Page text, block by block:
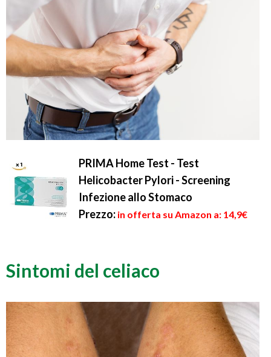
PRIMA Home Test - Test
Helicobacter Pylori - Screening
Infezione allo Stomaco
Prezzo: in offerta su Amazon a: 14,9€
Sintomi del celiaco